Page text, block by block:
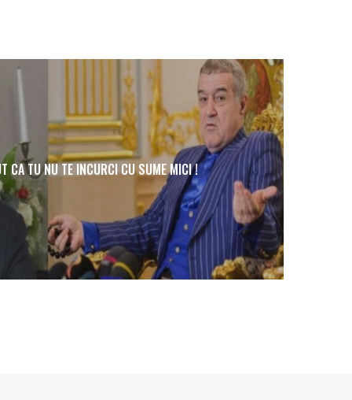
CA TU NU TE INCURCI CU SUME MICI !